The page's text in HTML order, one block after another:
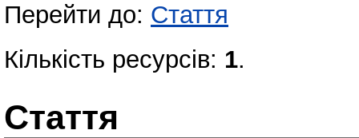
Перейти до: Стаття
Кількість ресурсів: 1.
Стаття